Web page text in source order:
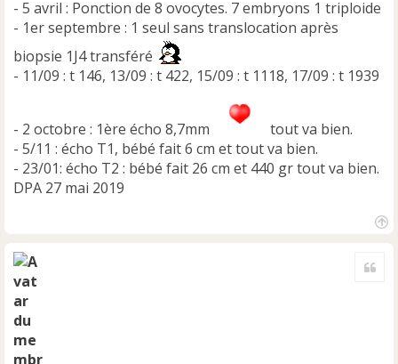
- 5 avril : Ponction de 8 ovocytes. 7 embryons 1 triploide
- 1er septembre : 1 seul sans translocation après
biopsie 1J4 transféré
- 11/09 : t 146, 13/09 : t 422, 15/09 : t 1118, 17/09 : t 1939
- 2 octobre : 1ère écho 8,7mm
tout va bien.
- 5/11 : écho T1, bébé fait 6 cm et tout va bien.
- 23/01: écho T2 : bébé fait 26 cm et 440 gr tout va bien.
DPA 27 mai 2019